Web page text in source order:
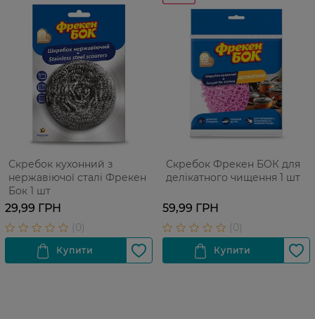
Скребок кухонний з
нержавіючої сталі Фрекен
Бок 1 шт
29,99 ГРН
Скребок Фрекен БОК для
делікатного чищення 1 шт
59,99 ГРН